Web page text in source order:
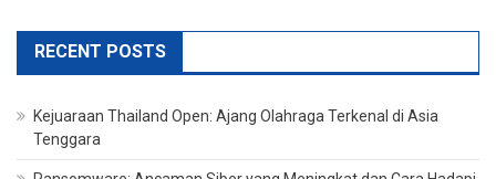
RECENT POSTS
Kejuaraan Thailand Open: Ajang Olahraga Terkenal di Asia
Tenggara